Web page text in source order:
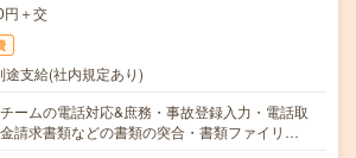
円＋交
途支給(社内規定あり)
ームの電話対応&庶務・事故登録入力・電話取
請求書類などの書類の突合・書類ファイリ…